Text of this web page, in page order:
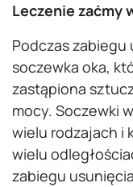
Leczenie zaćmy
Podczas zabiegu
soczewka oka,
zastąpiona
mocy. Soczewki
wielu rodzajach i
wielu
zabiegu